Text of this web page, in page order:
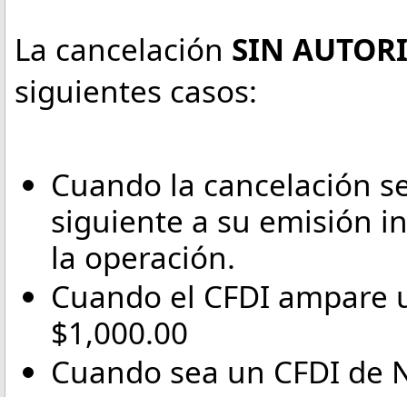
La cancelación SIN
siguientes casos:
Cuando la cancelación
siguiente a su emisión
la operación.
Cuando el CFDI
$1,000.00
Cuando sea un CFDI de